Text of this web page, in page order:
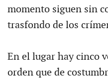
momento siguen sin
trasfondo de los
En el lugar hay cinco
orden que de